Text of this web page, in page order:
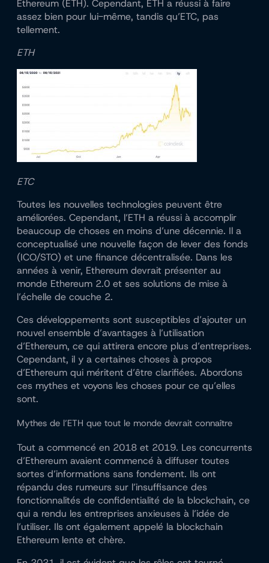
Ethereum (ETH). Cependant, ETH a réussi à faire
assez bien pour lui-même, tandis qu’ETC, pas
tellement.
ETH
ETC
Toutes les nouvelles technologies peuvent être
améliorées. Cependant, l’ETH a réussi à accomplir
beaucoup de choses en moins d’une décennie. Il a
conceptualisé une nouvelle façon de lever des fonds
(ICO/STO) et une finance décentralisée. Dans les
années à venir, Ethereum devrait présenter au
monde Ethereum 2.0 et ses solutions de mise à
l’échelle de couche 2.
Ces développements sont susceptibles d’ajouter un
nouvel ensemble d’avantages à l’utilisation
d’Ethereum, ce qui attirera encore plus d’entreprises.
Cependant, il y a certaines choses à propos
d’Ethereum qui méritent d’être clarifiées. Abordons
ces mythes et voyons les choses pour ce qu’elles
sont.
Mythes de l’ETH que tout le monde devrait connaître
Tout a commencé en 2018 et 2019. Les concurrents
d’Ethereum avaient commencé à diffuser toutes
sortes d’informations sans fondement. Ils ont
répandu des rumeurs sur l’insuffisance des
fonctionnalités de confidentialité de la blockchain, ce
qui a rendu les entreprises anxieuses à l’idée de
l’utiliser. Ils ont également appelé la blockchain
Ethereum lente et chère.